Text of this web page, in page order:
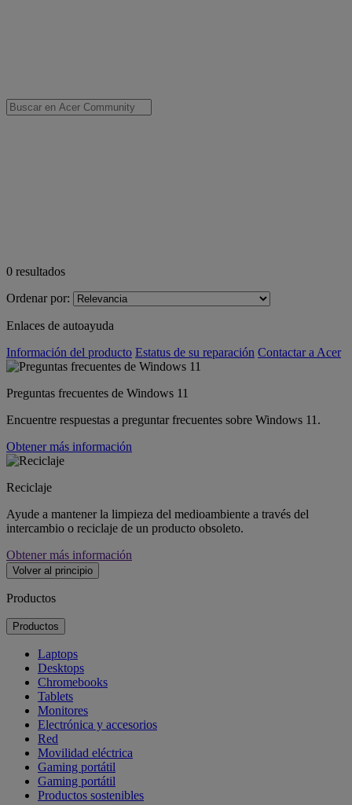
0 resultados
Ordenar por:
Enlaces de autoayuda
Información del producto Estatus de su reparación Contactar a Acer
Preguntas frecuentes de Windows 11
Encuentre respuestas a preguntar frecuentes sobre Windows 11.
Obtener más información
Reciclaje
Ayude a mantener la limpieza del medioambiente a través del
intercambio o reciclaje de un producto obsoleto.
Obtener más información
Volver al principio
Productos
Productos
Laptops
Desktops
Chromebooks
Tablets
Monitores
Electrónica y accesorios
Red
Movilidad eléctrica
Gaming portátil
Gaming portátil
Productos sostenibles